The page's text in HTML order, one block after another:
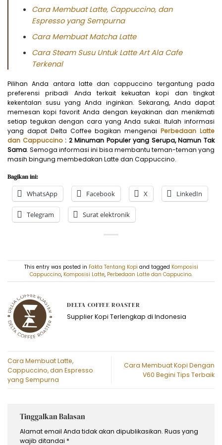
Cara Membuat Latte, Cappuccino, dan
Espresso yang Sempurna
Cara Membuat Matcha Latte
Cara Steam Susu Untuk Latte Art Ala Cafe
Terkenal
Pilihan Anda antara latte dan cappuccino tergantung pada
preferensi pribadi Anda terkait kekuatan kopi dan tingkat
kekentalan susu yang Anda inginkan. Sekarang, Anda dapat
memesan kopi favorit Anda dengan keyakinan dan menikmati
setiap tegukan dengan cara yang Anda sukai. Itulah informasi
yang dapat Delta Coffee bagikan mengenaiPerbedaan Latte
dan Cappuccino: 2 Minuman Populer yang Serupa, Namun Tak
Sama. Semoga informasi ini bisa membantu teman-teman yang
masih bingung membedakan Latte dan Cappuccino.
Bagikan ini:
WhatsApp Facebook X LinkedIn
Telegram Surat elektronik
This entry was posted in Fakta Tentang Kopi and tagged Komposisi
Cappuccino, Komposisi Latte, Perbedaan Latte dan Cappucino.
DELTA COFFEE ROASTER
Supplier Kopi Terlengkap di Indonesia
Cara Membuat Latte,
Cappuccino, dan Espresso
yang Sempurna
Cara Membuat Kopi Dengan
V60 Begini Tips Terbaik
Tinggalkan Balasan
Alamat email Anda tidak akan dipublikasikan. Ruas yang
wajib ditandai *